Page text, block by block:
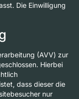
Die Einwilligung
(AVV) zur
Hierbei
dass dieser die
nur